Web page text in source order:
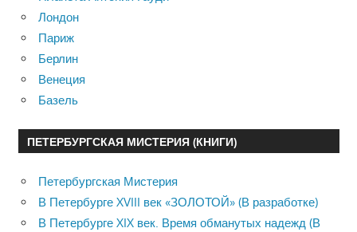
Лондон
Париж
Берлин
Венеция
Базель
ПЕТЕРБУРГСКАЯ МИСТЕРИЯ (КНИГИ)
Петербургская Мистерия
В Петербурге XVIII век «ЗОЛОТОЙ» (В разработке)
В Петербурге XIX век. Время обманутых надежд (В